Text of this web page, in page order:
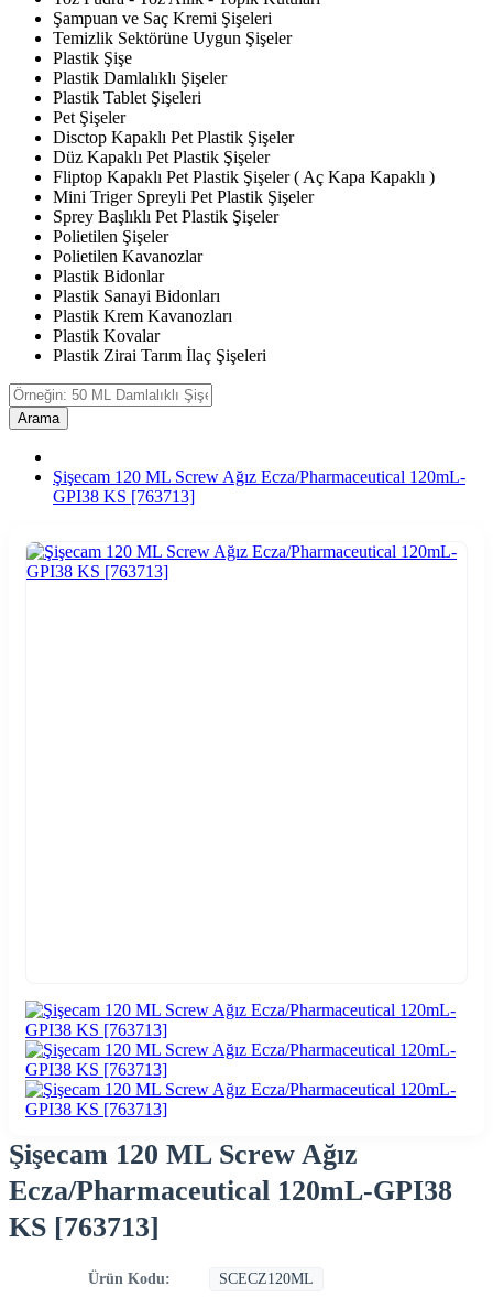
Şampuan ve Saç Kremi Şişeleri
Temizlik Sektörüne Uygun Şişeler
Plastik Şişe
Plastik Damlalıklı Şişeler
Plastik Tablet Şişeleri
Pet Şişeler
Disctop Kapaklı Pet Plastik Şişeler
Düz Kapaklı Pet Plastik Şişeler
Fliptop Kapaklı Pet Plastik Şişeler ( Aç Kapa Kapaklı )
Mini Triger Spreyli Pet Plastik Şişeler
Sprey Başlıklı Pet Plastik Şişeler
Polietilen Şişeler
Polietilen Kavanozlar
Plastik Bidonlar
Plastik Sanayi Bidonları
Plastik Krem Kavanozları
Plastik Kovalar
Plastik Zirai Tarım İlaç Şişeleri
Arama
Şişecam 120 ML Screw Ağız Ecza/Pharmaceutical 120mL-
GPI38 KS [763713]
Şişecam 120 ML Screw Ağız
Ecza/Pharmaceutical 120mL-GPI38
KS [763713]
Ürün Kodu: SCECZ120ML